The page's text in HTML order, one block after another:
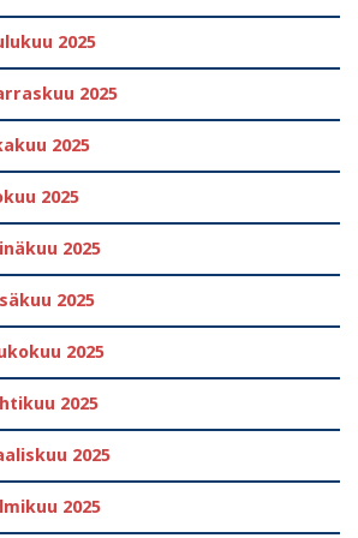
2025
2025
2025
2025
2025
2025
2025
2025
2025
2025